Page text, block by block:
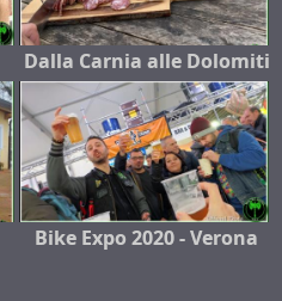
Dalla Carnia alle Dolomiti
Bike Expo 2020 - Verona